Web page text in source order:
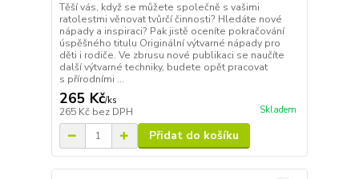
Těší vás, když se můžete společně s vašimi
ratolestmi věnovat tvůrčí činnosti? Hledáte nové
nápady a inspiraci? Pak jistě oceníte pokračování
úspěšného titulu Originální výtvarné nápady pro
děti i rodiče. Ve zbrusu nové publikaci se naučíte
další výtvarné techniky, budete opět pracovat
s přírodními ...
265 Kč/ks
265 Kč bez DPH Skladem
Přidat do košíku